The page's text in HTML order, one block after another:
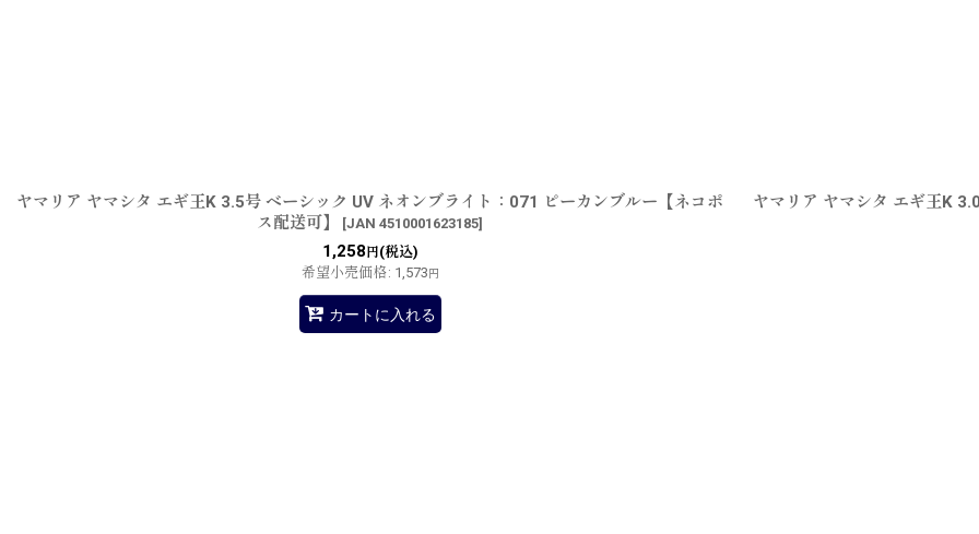
ヤマリア ヤマシタ エギ王K 3.5号 ベーシック UV ネオンブライト：071 ピーカンブルー【ネコポ
ス配送可】
[JAN 4510001623185]
1,258 円(税込)
希望小売価格: 1,573 円
カートに入れる
ヤマリア ヤマシタ エギ王K